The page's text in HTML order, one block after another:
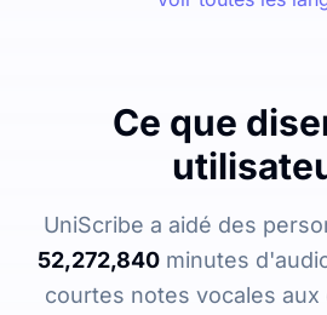
Ce que
UniScribe a aidé des
52,272,840 minutes
courtes notes vocales